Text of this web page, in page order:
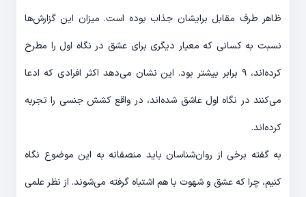
ظاهر طرف مقابل برایشان جذاب بوده است. میزان این گزارش‌ها
نسبت به کسانی که معیار دیگری برای عشق در نگاه اول را مطرح
کرده‌اند، ۹ برابر بیشتر بود. این نشان می‌دهد اکثر افرادی که ادعا
می‌کنند در نگاه اول عاشق شده‌اند، در واقع کشش جنسی را تجربه
کرده‌اند.
به گفته برخی از روان‌شناسان باید منصفانه به این موضوع نگاه
کنیم، چرا که عشق و شهوت با هم اشتباه گرفته می‌شوند. از نظر علمی